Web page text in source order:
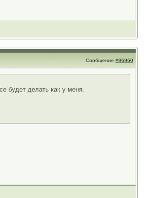
Сообщение #96960
будет делать как у меня.